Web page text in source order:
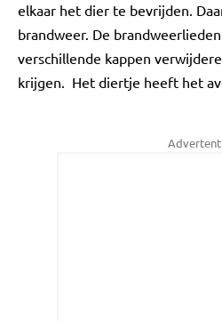
elkaar het dier te bevrijden.
brandweer. De
verschillende kappen
krijgen. Het diertje heeft het